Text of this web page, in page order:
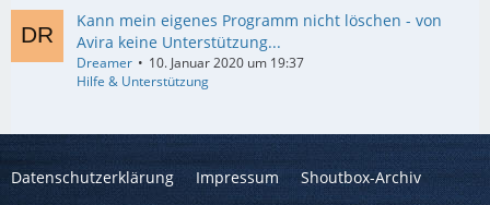
Kann mein eigenes Programm nicht löschen - von
Avira keine Unterstützung...
Dreamer
10. Januar 2020 um 19:37
Hilfe & Unterstützung
Datenschutzerklärung Impressum Shoutbox-Archiv